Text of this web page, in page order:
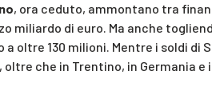
, ora ceduto, ammontano tra
miliardo di euro. Ma anche
oltre 130 milioni. Mentre i soldi di
che in Trentino, in Germania e